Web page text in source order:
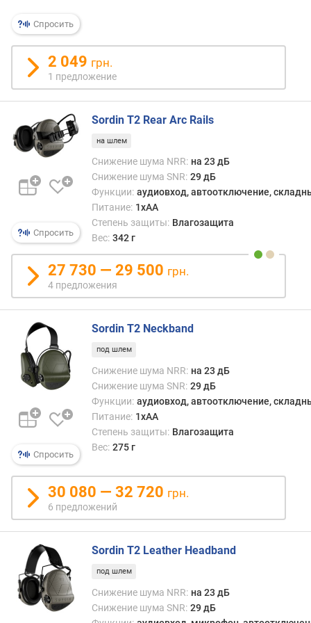
я
ш
у
м
а
(
Б
)
в
р
я
р
а
и
и
с
)
в
е
(
г
)
в
л
г
о
з
а
щ
Спросить
2 049 грн.
1 предложение
Спросить
Sordin T2 Rear Arc Rails
на шлем
Снижение шума NRR: на 23 дБ
Снижение шума SNR: 29 дБ
Функции: аудиовход, автоотключение,
Питание: 1xAA
Степень защиты: Влагозащита
Вес: 342 г
27 730 — 29 500 грн.
4 предложения
Спросить
Sordin T2 Neckband
под шлем
Снижение шума NRR: на 23 дБ
Снижение шума SNR: 29 дБ
Функции: аудиовход, автоотключение,
Питание: 1xAA
Степень защиты: Влагозащита
Вес: 275 г
30 080 — 32 720 грн.
6 предложений
Sordin T2 Leather Headband
под шлем
Снижение шума NRR: на 23 дБ
Снижение шума SNR: 29 дБ